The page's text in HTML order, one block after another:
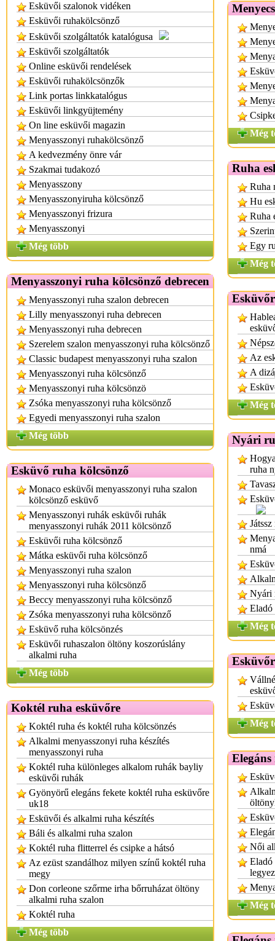
Esküvői szalonok vidéken
Esküvői ruhakölcsönző
Esküvői szolgáltatók katalógusa
Esküvői szolgáltatók
Online esküvői rendelések
Esküvői ruhakölcsönzők
Link portas linkkatalógus
Esküvői linkgyüjtemény
On line esküvői magazin
Menyasszonyi ruhakölcsönző
A kedvezmény önre vár
Szakmai tudakozó
Menyasszony
Menyasszonyiruha kölcsönző
Menyasszonyi frizura
Menyasszonyi
Még több
Menyasszonyi ruha kölcsönző debrecen
Menyasszonyi ruha szalon debrecen
Lilly menyasszonyi ruha debrecen
Menyasszonyi ruha debrecen
Szerelem szalon menyasszonyi ruha kölcsönző
Classic budapest menyasszonyi ruha szalon
Menyasszonyi ruha kölcsönző
Menyasszonyi ruha kölcsönzö
Zsóka menyasszonyi ruha kölcsönző
Egyedi menyasszonyi ruha szalon
Még több
Esküvő ruha kölcsönző
Monaco esküvői menyasszonyi ruha szalon
kölcsönző esküvő
Menyasszonyi ruhák esküvői ruhák
menyasszonyi ruhák 2011 kölcsönző
Esküvői ruha kölcsönző
Mátka esküvői ruha kölcsönző
Menyasszonyi ruha szalon
Menyasszonyi ruha kölcsönző
Beccy menyasszonyi ruha kölcsönző
Zsóka menyasszonyi ruha kölcsönző
Esküvő ruha kölcsönzés
Esküvői ruhaszalon öltöny koszorúslány
alkalmi ruha
Még több
Koktél ruha esküvőre
Koktél ruha és koktél ruha kölcsönzés
Alkalmi menyasszonyi ruha készítés
menyasszonyi ruha
Koktél ruha különleges alkalom ruhák bayliy
esküvői ruhák
Gyönyörű elegáns fekete koktél ruha esküvőre
uk18
Esküvői és alkalmi ruha készítés
Báli és alkalmi ruha szalon
Koktél ruha flitterrel és csipke a hátsó
Az ezüst szandálhoz milyen színű koktél ruha
megy
Don corleone szőrme irha bőrruházat öltöny
alkalmi ruha szalon
Koktél ruha
Még több
Még
Ruha
Ruha
Hu
Ruha
Egy
Még
Az
A
Még
Nyári
ruha
nmá
Nyári
Eladó
Még
Még
Női
Eladó
Még